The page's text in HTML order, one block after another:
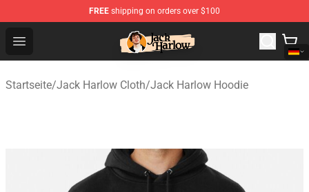
FREE shipping on orders over $100
Open menu
Jack Harlow Shop - Official Jack Harlow Merchandise
Startseite/Jack Harlow Cloth/Jack Harlow Hoodie